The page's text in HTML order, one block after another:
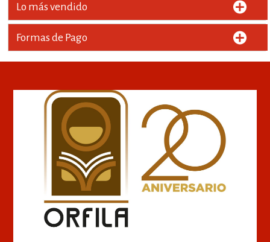
Lo más vendido
Formas de Pago